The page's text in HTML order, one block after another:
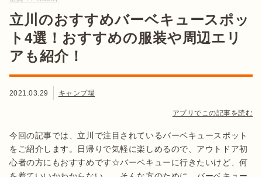
立川のおすすめバーベキュースポッ
ト4選！おすすめの服装や周辺エリ
アも紹介！
2021.03.29 キャンプ場
アプリでこの記事を読む
今回の記事では、立川で注目されているバーベキュースポット
をご紹介します。日帰りで気軽に楽しめるので、アウトドア初
心者の方にもおすすめです☆バーベキューに行きたいけど、何